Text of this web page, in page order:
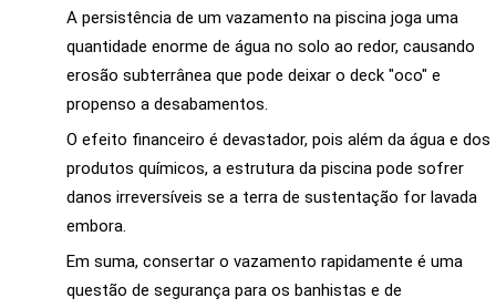
A persistência de um vazamento na piscina joga uma
quantidade enorme de água no solo ao redor, causando
erosão subterrânea que pode deixar o deck "oco" e
propenso a desabamentos.
O efeito financeiro é devastador, pois além da água e dos
produtos químicos, a estrutura da piscina pode sofrer
danos irreversíveis se a terra de sustentação for lavada
embora.
Em suma, consertar o vazamento rapidamente é uma
questão de segurança para os banhistas e de